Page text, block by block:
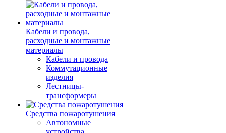
Кабели и провода,
расходные и монтажные
материалы
Кабели и провода
Коммутационные
изделия
Лестницы-
трансформеры
Средства пожаротушения
Автономные